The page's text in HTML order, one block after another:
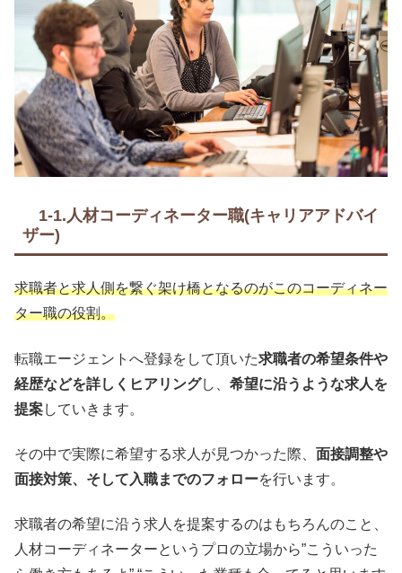
1-1.人材コーディネーター職(キャリアアドバイ
ザー)
求職者と求人側を繋ぐ架け橋となるのがこのコーディネー
ター職の役割。
転職エージェントへ登録をして頂いた求職者の希望条件や
経歴などを詳しくヒアリングし、 希望に沿うような求人を
提案していきます。
その中で実際に希望する求人が見つかった際、 面接調整や
面接対策、そして入職までのフォローを行います。
求職者の希望に沿う求人を提案するのはもちろんのこと、
人材コーディネーターというプロの立場から”こういった